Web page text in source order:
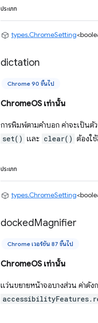
ประเภท
types.ChromeSetting
dictation
Chrome 90 ขึ้นไป
ChromeOS เท่านั้น
การพิมพ์ตามคำบอก ค่าจะเป็นตั
set() และ clear() ต้องใ
ประเภท
types.ChromeSetting
dockedMagnifier
Chrome เวอร์ชัน 87 ขึ้นไป
ChromeOS เท่านั้น
แว่นขยายหน้าจอบางส่วน ค่าดัง